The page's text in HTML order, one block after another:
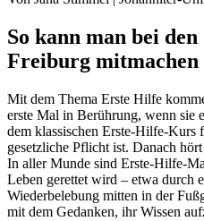
So kann man bei
Freiburg mitmachen
Mit dem Thema Erste Hilfe
erste Mal in Berührung, wenn sie
dem klassischen Erste-Hilfe-Kurs
gesetzliche Pflicht ist. Danach
In aller Munde sind Erste-Hilfe-
Leben gerettet wird – etwa durch
Wiederbelebung mitten in der
mit dem Gedanken, ihr Wissen